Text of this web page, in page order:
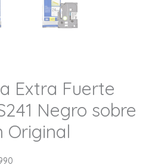
Extra Fuerte
Negro sobre
Original